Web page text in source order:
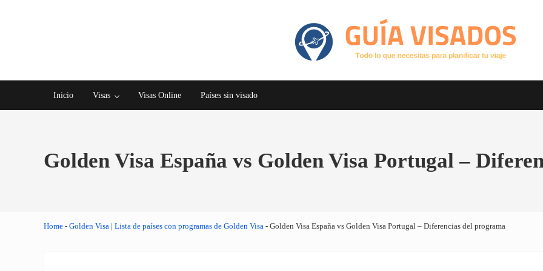
GuiaVisado.com - Guía de visados
Inicio Visas Visas Online Países sin visado
Golden Visa España vs Golden Visa Portugal –
Home - Golden Visa | Lista de países con programas de Golden Visa - Golden Visa España vs Golden Visa Portugal – Diferencias del programa